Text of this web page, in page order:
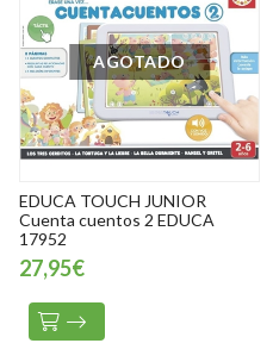
AGOTADO
EDUCA TOUCH JUNIOR
Cuenta cuentos 2 EDUCA
17952
27,95€